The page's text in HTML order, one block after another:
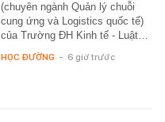
(chuyên ngành Quản lý chuỗi
cung ứng và Logistics quốc tế)
của Trường ĐH Kinh tế - Luật…
HỌC ĐƯỜNG - 6 giờ trước